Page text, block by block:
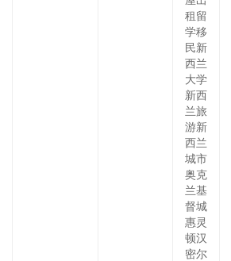
租留
学移
民新
西兰
大学
新西
兰旅
游新
西兰
城市
奥克
兰基
督城
惠灵
顿汉
密尔